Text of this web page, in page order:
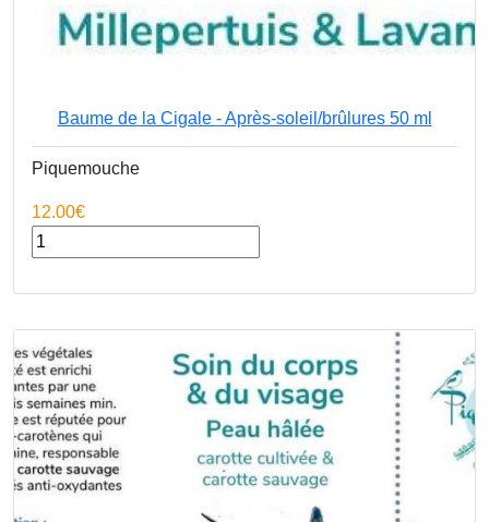
Baume de la Cigale - Après-soleil/brûlures 50 ml
Piquemouche
12.00€